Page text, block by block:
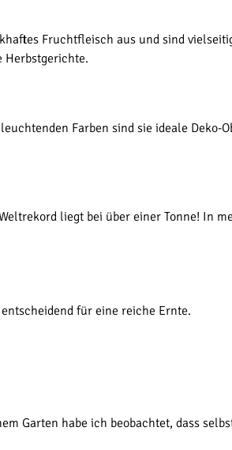
Fruchtfleisch aus und sind
Herbstgerichte.
Farben sind sie ideale Deko-
liegt bei über einer Tonne! In
für eine reiche Ernte.
Garten habe ich beobachtet, dass